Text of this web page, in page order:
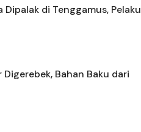
Dipalak di Tenggamus, Pelaku
Digerebek, Bahan Baku dari